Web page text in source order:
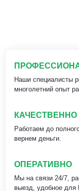
Наши специалисты
многолетний опыт
КАЧЕСТВЕННО
Работаем до
вернем деньги.
ОПЕРАТИВНО
Мы на связи 24/7,
выезд, удобное для